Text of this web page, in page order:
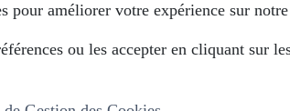
mardi août 12, 2025
Européistes veulent
pour améliorer votre expérience sur
ou les accepter en cliquant sur